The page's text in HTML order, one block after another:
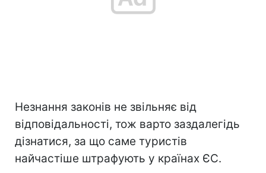
Незнання законів не звільняє від
відповідальності, тож варто заздалегідь
дізнатися, за що саме туристів
найчастіше штрафують у країнах ЄС.